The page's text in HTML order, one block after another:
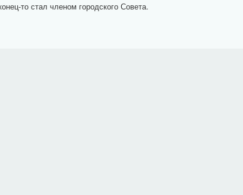
то стал членом городского Совета.